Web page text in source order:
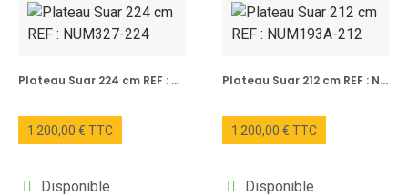
Plateau Suar 224 cm REF : NUM327-224
1 200,00 € TTC
Disponible
Plateau Suar 212 cm REF : NUM193A-212
1 200,00 € TTC
Disponible